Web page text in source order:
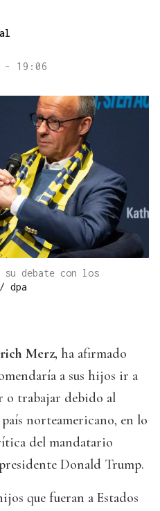
- 19:06
debate con los
dpa
Merz, ha afirmado
a sus hijos ir a
o trabajar debido al
norteamericano, en lo
del mandatario
Donald Trump.
que fueran a Estados